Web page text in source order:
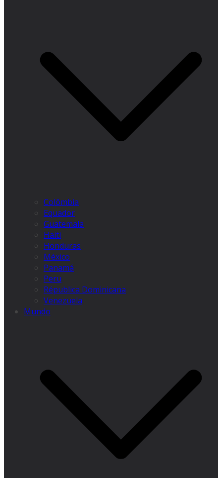
Colômbia
Equador
Guatemala
Haiti
Honduras
México
Panamá
Peru
Républica Dominicana
Venezuela
Mundo